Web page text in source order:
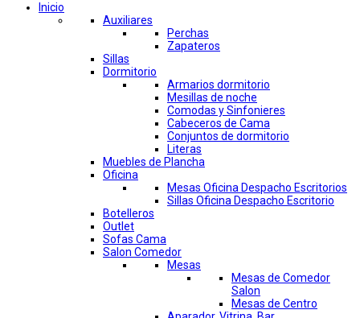
Inicio
Auxiliares
Perchas
Zapateros
Sillas
Dormitorio
Armarios dormitorio
Mesillas de noche
Comodas y Sinfonieres
Cabeceros de Cama
Conjuntos de dormitorio
Literas
Muebles de Plancha
Oficina
Mesas Oficina Despacho Escritorios
Sillas Oficina Despacho Escritorio
Botelleros
Outlet
Sofas Cama
Salon Comedor
Mesas
Mesas de Comedor
Salon
Mesas de Centro